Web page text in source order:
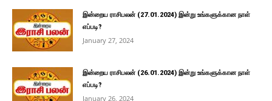
இன்றைய ராசிபலன் (27.01.2024) இன்று உங்களுக்கான நாள்
எப்படி?
January 27, 2024
இன்றைய ராசிபலன் (26.01.2024) இன்று உங்களுக்கான நாள்
எப்படி?
January 26, 2024